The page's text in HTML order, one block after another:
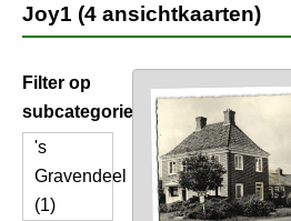
Joy1 (4 ansichtkaarten)
Filter op
subcategorie
's
Gravendeel
(1)